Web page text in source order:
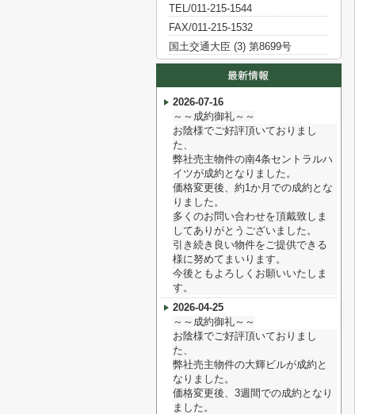
TEL/011-215-1544
FAX/011-215-1532
国土交通大臣 (3) 第8699号
2026-07-16
～～成約御礼～～
お陰様でご好評頂いておりまし
た、
弊社売主物件の南4条セントラルハ
イツが成約となりました。
価格変更後、約1か月での成約とな
りました。
多くのお問い合わせを頂戴致しま
してありがとうございました。
引き続き良い物件をご提供できる
様に努めてまいります。
今後ともよろしくお願いいたしま
す。
2026-04-25
～～成約御礼～～
お陰様でご好評頂いておりまし
た、
弊社売主物件の大輝ビルが成約と
なりました。
価格変更後、3週間での成約となり
ました。